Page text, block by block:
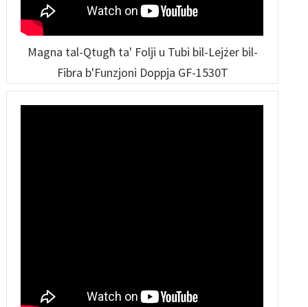
Magna tal-Qtugħ ta' Folji u Tubi bil-Lejżer bil-
Fibra b'Funzjoni Doppja GF-1530T